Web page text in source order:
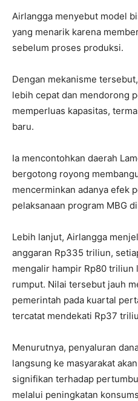
Airlangga menyebut model
yang menarik karena
sebelum proses produksi.
Dengan mekanisme
lebih cepat dan mendorong
memperluas kapasitas,
baru.
Ia mencontohkan daerah
bergotong royong
mencerminkan adanya efek
pelaksanaan program MBG
Lebih lanjut, Airlangga
anggaran Rp335 triliun,
mengalir hampir Rp80 triliun
rumput. Nilai tersebut jauh
pemerintah pada kuartal
tercatat mendekati Rp37
Menurutnya, penyaluran
langsung ke masyarakat
signifikan terhadap
melalui peningkatan